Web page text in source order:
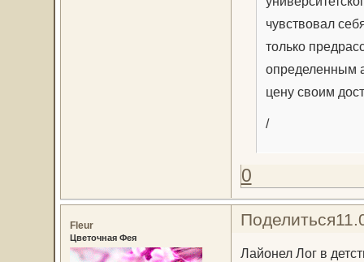
чувствовал
только
определенным
цену своим
/
0
Поделиться
Fleur
Цветочная Фея
Лайонел Лог в